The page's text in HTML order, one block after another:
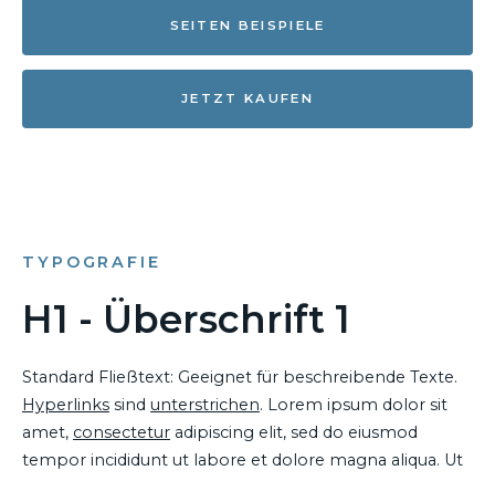
SEITEN BEISPIELE
JETZT KAUFEN
TYPOGRAFIE
H1 - Überschrift 1
Standard Fließtext: Geeignet für beschreibende Texte.
Hyperlinks sind unterstrichen. Lorem ipsum dolor sit
amet, consectetur adipiscing elit, sed do eiusmod
tempor incididunt ut labore et dolore magna aliqua. Ut